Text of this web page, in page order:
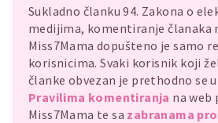
Sukladno članku 94. Zakona o
medijima, komentiranje članaka
Miss7Mama dopušteno je samo
korisnicima. Svaki korisnik koji
članke obvezan je prethodno se
Pravilima komentiranja na web
Miss7Mama te sa zabranama